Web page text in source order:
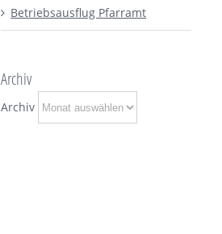
Betriebsausflug Pfarramt
Archiv
Archiv